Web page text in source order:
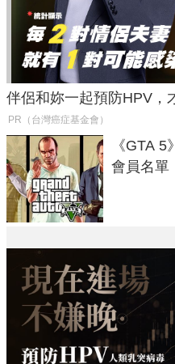
伴侶和妳一起預防HPV，
PR（台灣癌症基金會）
《GTA
會員名單